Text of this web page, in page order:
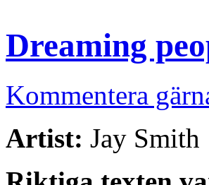
Dreaming
Kommentera
Artist: Jay Smith